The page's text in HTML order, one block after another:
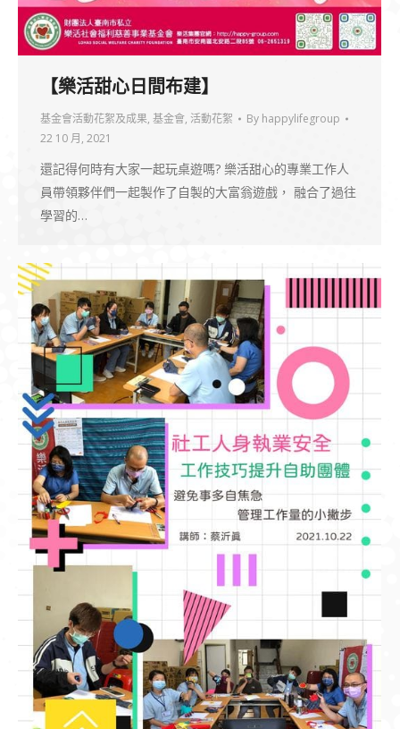
【樂活甜心日間布建】
基金會活動花絮及成果, 基金會, 活動花絮 By happylifegroup
22 10 月, 2021
還記得何時有大家一起玩桌遊嗎? 樂活甜心的專業工作人
員帶領夥伴們一起製作了自製的大富翁遊戲， 融合了過往
學習的…